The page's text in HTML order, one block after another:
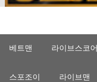
베트맨 라이브스코어
스포조이 라이브맨